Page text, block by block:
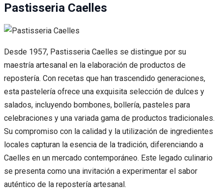
Pastisseria Caelles
Desde 1957, Pastisseria Caelles se distingue por su
maestría artesanal en la elaboración de productos de
repostería. Con recetas que han trascendido generaciones,
esta pastelería ofrece una exquisita selección de dulces y
salados, incluyendo bombones, bollería, pasteles para
celebraciones y una variada gama de productos tradicionales.
Su compromiso con la calidad y la utilización de ingredientes
locales capturan la esencia de la tradición, diferenciando a
Caelles en un mercado contemporáneo. Este legado culinario
se presenta como una invitación a experimentar el sabor
auténtico de la repostería artesanal.